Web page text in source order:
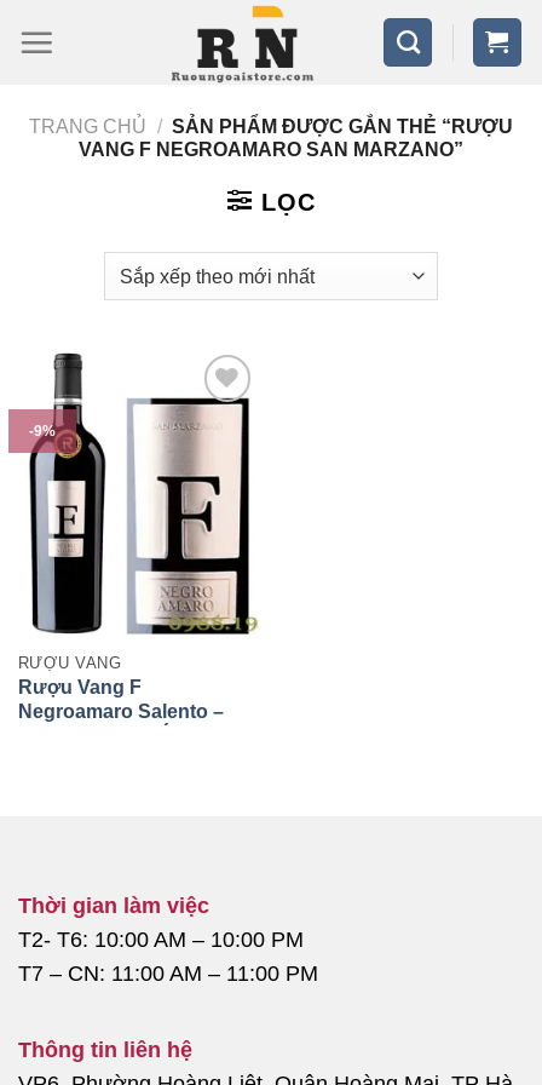
qua
dungTRANG CHỦ / SẢN PHẨM ĐƯỢC GẮN THẺ “RƯỢU
VANG F NEGROAMARO SAN MARZANO”
LỌC
-9%
RƯỢU VANG
Rượu Vang F
Negroamaro Salento –
Thời gian làm việc
T2- T6: 10:00 AM – 10:00 PM
T7 – CN: 11:00 AM – 11:00 PM
Thông tin liên hệ